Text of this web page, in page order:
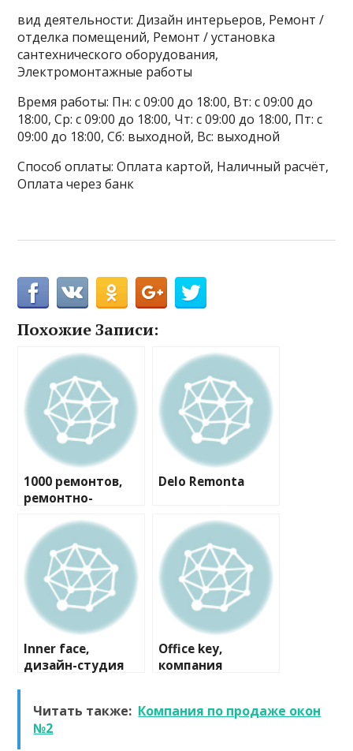
вид деятельности: Дизайн интерьеров, Ремонт /
отделка помещений, Ремонт / установка
сантехнического оборудования,
Электромонтажные работы
Время работы: Пн: с 09:00 до 18:00, Вт: с 09:00 до
18:00, Ср: с 09:00 до 18:00, Чт: с 09:00 до 18:00, Пт: с
09:00 до 18:00, Сб: выходной, Вс: выходной
Способ оплаты: Оплата картой, Наличный расчёт,
Оплата через банк
Похожие Записи:
1000 ремонтов,
ремонтно-
компания
Delo Remonta
Inner face,
дизайн-студия
Office key,
компания
Читать также: Компания по продаже окон
№2